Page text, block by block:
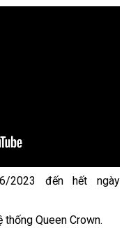
2023 đến hết ngày
thống Queen Crown.